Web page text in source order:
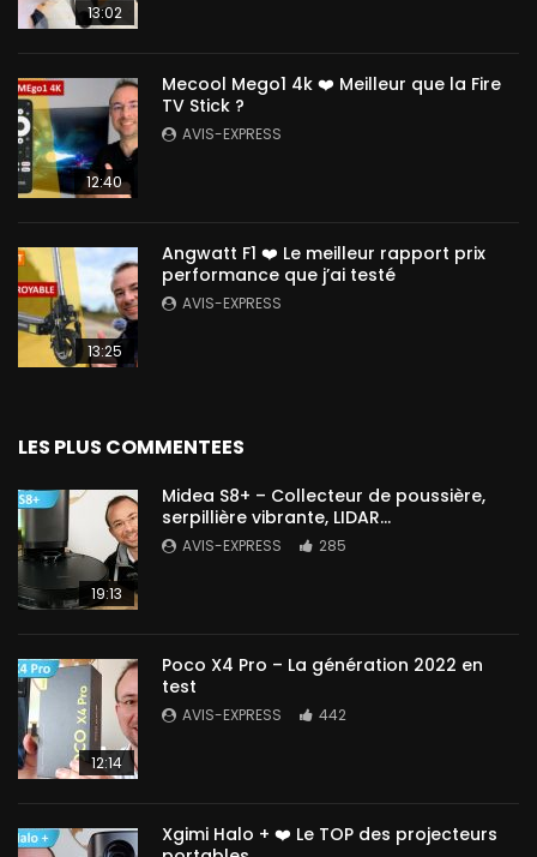
13:02
12:40
Mecool Mego1 4k ❤️ Meilleur que la Fire
TV Stick ?
AVIS-EXPRESS
13:25
Angwatt F1 ❤️ Le meilleur rapport prix
performance que j’ai testé
AVIS-EXPRESS
LES PLUS COMMENTEES
19:13
Midea S8+ – Collecteur de poussière,
serpillière vibrante, LIDAR…
AVIS-EXPRESS 285
12:14
Poco X4 Pro – La génération 2022 en
test
AVIS-EXPRESS 442
Xgimi Halo + ❤️ Le TOP des projecteurs